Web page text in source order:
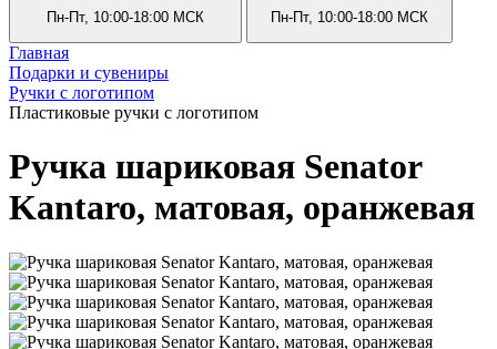
Пн-Пт, 10:00-18:00 МСК
Пн-Пт, 10:00-18:00 МСК
Главная
Подарки и сувениры
Ручки с логотипом
Пластиковые ручки с логотипом
Ручка шариковая Senator
Kantaro, матовая, оранжевая